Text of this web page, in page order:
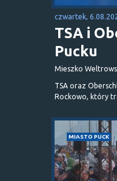
czwartek,
TSA i
Pucku
Mieszko
TSA oraz
Rockowo, który
MIASTO PUCK